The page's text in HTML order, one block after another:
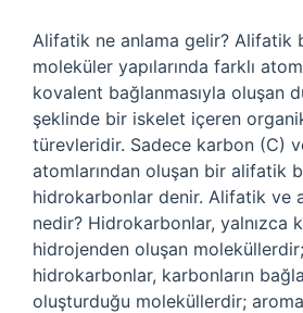
Alifatik ne anlama gelir? Alifatik
moleküler yapılarında farklı
kovalent bağlanmasıyla oluşan
şeklinde bir iskelet içeren
türevleridir. Sadece karbon (C)
atomlarından oluşan bir alifatik
hidrokarbonlar denir. Alifatik ve
nedir? Hidrokarbonlar, yalnızca
hidrojenden oluşan
hidrokarbonlar, karbonların
oluşturduğu moleküllerdir;